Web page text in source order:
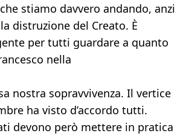
stiamo davvero andando, anzi
distruzione del Creato. È
per tutti guardare a quanto
nella
nostra sopravvivenza. Il vertice
ha visto d’accordo tutti.
devono però mettere in pratica